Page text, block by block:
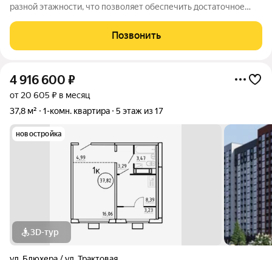
разной этажности, что позволяет обеспечить достаточное
времени и предлагаем квартиры с уже готовой базовой
отделкой. Заезжайте и живите! ЖК
Позвонить
4 916 600 ₽
от 20 605 ₽ в месяц
37,8 м²
1-комн. квартира 5 этаж из 17
новостройка
3D-тур